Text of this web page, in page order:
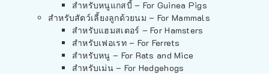
สำหรับหนูแกสบี้ – For Guinea Pigs
สำหรับสัตว์เลี้ยงลูกด้วยนม – For Mammals
สำหรับแฮมสเตอร์ – For Hamsters
สำหรับเฟอเรท – For Ferrets
สำหรับหนู – For Rats and Mice
สำหรับเม่น – For Hedgehogs